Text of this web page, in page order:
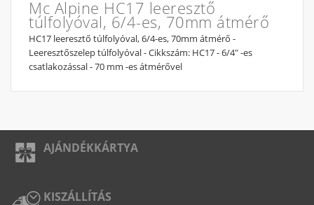
Mc Alpine HC17 leeresztő
túlfolyóval, 6/4-es, 70mm átmérő
HC17 leeresztő túlfolyóval, 6/4-es, 70mm átmérő -
Leeresztőszelep túlfolyóval - Cikkszám: HC17 - 6/4" -es
csatlakozással - 70 mm -es átmérővel
AJÁNDÉKKÁRTYA
KISZÁLLÍTÁS